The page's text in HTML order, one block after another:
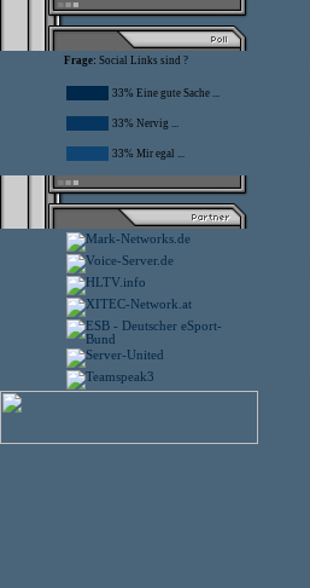
Frage: Social Links sind ?
33% Eine gute Sache ...
33% Nervig ...
33% Mir egal ...